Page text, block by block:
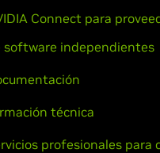
Connect para
software independientes
técnica
profesionales para